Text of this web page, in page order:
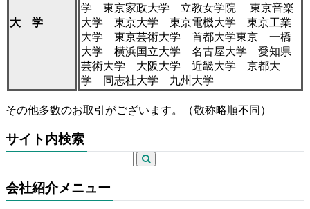
大 学
学 東京家政大学 立教女学院 東京音楽
大学 東京大学 東京電機大学 東京工業
大学 東京芸術大学 首都大学東京 一橋
大学 横浜国立大学 名古屋大学 愛知県
芸術大学 大阪大学 近畿大学 京都大
学 同志社大学 九州大学
その他多数のお取引がございます。（敬称略順不同）
サイト内検索
会社紹介メニュー